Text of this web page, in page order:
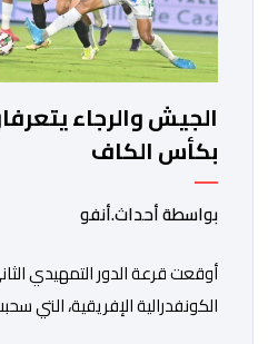
الجيش والرجاء
بكأس الكاف
بواسطة أحداث.أنفو
أوقعت قرعة الدور التمهيدي
الكونفدرالية الإفريقية، التي